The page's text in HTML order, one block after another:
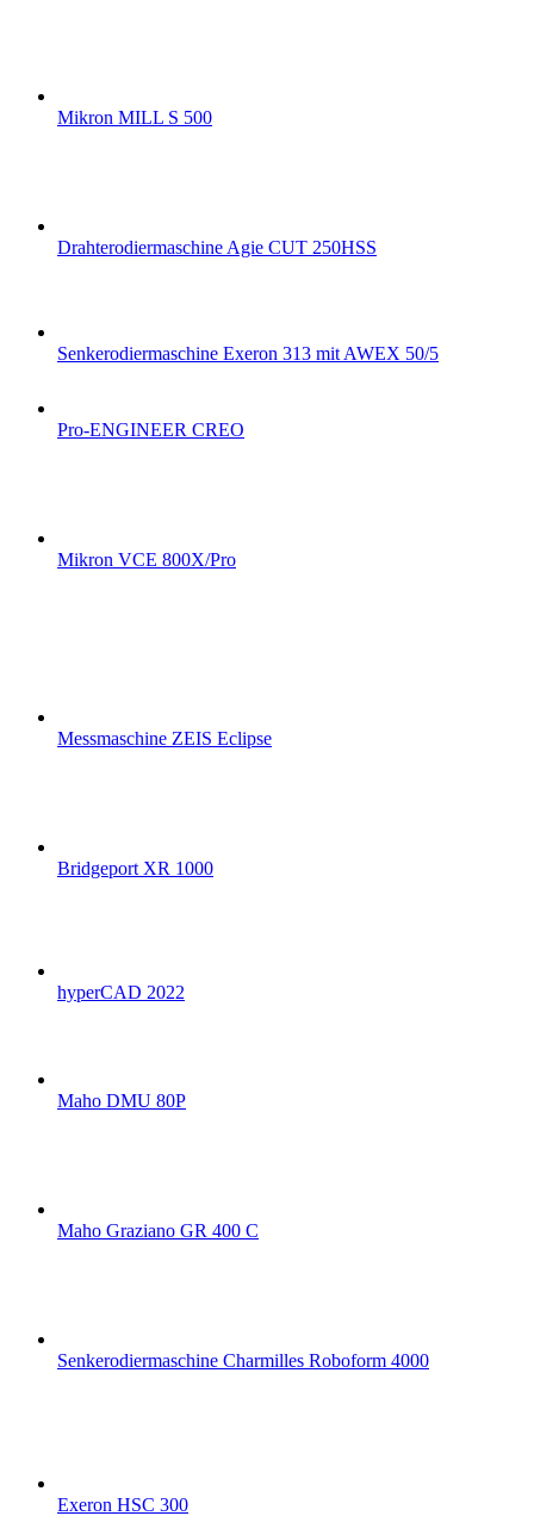
Mikron MILL S 500
Drahterodiermaschine Agie CUT 250HSS
Senkerodiermaschine Exeron 313 mit AWEX 50/5
Pro-ENGINEER CREO
Mikron VCE 800X/Pro
Messmaschine ZEIS Eclipse
Bridgeport XR 1000
hyperCAD 2022
Maho DMU 80P
Maho Graziano GR 400 C
Senkerodiermaschine Charmilles Roboform 4000
Exeron HSC 300